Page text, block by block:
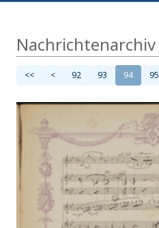
Nachrichtenarchiv
<< < 92 93 94 95